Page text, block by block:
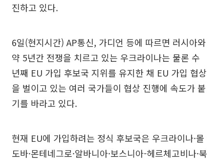
진하고 있다.
6일(현지시간) AP통신, 가디언 등에 따르면 러시아와
약 5년간 전쟁을 치르고 있는 우크라이나는 물론 수
년째 EU 가입 후보국 지위를 유지한 채 EU 가입 협상
을 벌이고 있는 여러 국가들이 협상 진행에 속도가 붙
기를 바라고 있다.
현재 EU에 가입하려는 정식 후보국은 우크라이나·몰
도바·몬테네그로·알바니아·보스니아-헤르체고비나·북